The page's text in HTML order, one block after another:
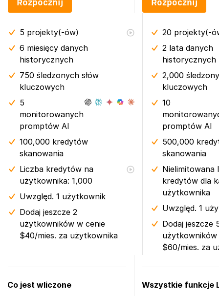
Rozpocznij Rozpocznij
5 projekty(-ów)
6 miesięcy danych
historycznych
750 śledzonych słów
kluczowych
5
monitorowanych
promptów AI
100,000 kredytów
skanowania
Liczba kredytów na
użytkownika: 1,000
Uwzględ. 1 użytkownik
Dodaj jeszcze 2
użytkowników w cenie
$40/mies. za użytkownika
20 projekty(-
2 lata danych
historycznych
2,000
kluczowych
10
promptów AI
500,000
skanowania
Nielimitowana
kredytów dla
użytkownika
Uwzględ. 1
Dodaj jeszcze
użytkowników
$60/mies. za
Co jest wliczone
Wszystkie funkcje